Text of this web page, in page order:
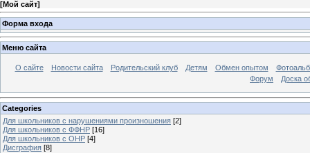
[Мой сайт]
Форма входа
Меню сайта
О сайте Новости сайта Родительский клуб Детям Обмен опытом
Форум
Доска
Categories
Для школьников с нарушениями произношения [2]
Для школьников с ФФНР [16]
Для школьников с ОНР [4]
Дисграфия [8]